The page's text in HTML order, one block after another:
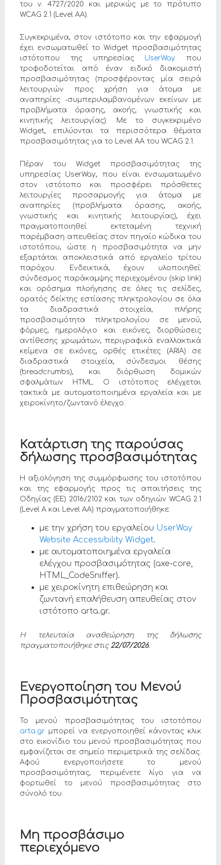
του ν. 4727/2020 και μερικώς με το πρότυπο
WCAG 2.1 (Level AA).
Συγκεκριμένα, στον ιστότοπο και την εφαρμογή
έχει ενσωματωθεί το Widget προσβασιμότητας
ιστότοπου της υπηρεσίας UserWay που
τροφοδοτείται από έναν ειδικό διακομιστή
προσβασιμότητας (προσφέροντας μία σειρά
λειτουργιών προς χρήση για άτομα με
αναπηρίες -συμπεριλαμβανομένων εκείνων με
προβλήματα όρασης, ακοής, γνωστικής και
κινητικής λειτουργίας). Με το συγκεκριμένο
Widget, επιλύονται τα περισσότερα θέματα
προσβασιμότητας για το Level AA του WCAG 2.1.
Πέραν του Widget προσβασιμότητας της
υπηρεσίας UserWay, που είναι ενσωματωμένο
στον ιστότοπο και προσφέρει πρόσθετες
λειτουργίες προσαρμογής για άτομα με
αναπηρίες (προβλήματα όρασης, ακοής,
γνωστικής και κινητικής λειτουργίας), έχει
πραγματοποιηθεί εκτεταμένη τεχνική
παρέμβαση απευθείας στον πηγαίο κώδικα του
ιστοτόπου, ώστε η προσβασιμότητα να μην
εξαρτάται αποκλειστικά από εργαλείο τρίτου
παρόχου. Ενδεικτικά, έχουν υλοποιηθεί:
σύνδεσμος παράκαμψης περιεχομένου (skip link)
και ορόσημα πλοήγησης σε όλες τις σελίδες,
ορατός δείκτης εστίασης πληκτρολογίου σε όλα
τα διαδραστικά στοιχεία, πλήρης
προσβασιμότητα πληκτρολογίου σε μενού,
φόρμες, ημερολόγιο και εικόνες, διορθώσεις
αντίθεσης χρωμάτων, περιγραφικά εναλλακτικά
κείμενα σε εικόνες, ορθές ετικέτες (ARIA) σε
διαδραστικά στοιχεία, σύνδεσμοι θέσης
(breadcrumbs), και διόρθωση δομικών
σφαλμάτων HTML. Ο ιστότοπος ελέγχεται
τακτικά με αυτοματοποιημένα εργαλεία και με
χειροκίνητο/ζωντανό έλεγχο.
Κατάρτιση της παρούσας
δήλωσης προσβασιμότητας
Η αξιολόγηση της συμμόρφωσης του ιστοτόπου
και της εφαρμογής προς τις απαιτήσεις της
Οδηγίας (ΕΕ) 2016/2102 και των οδηγιών WCAG 2.1
(Level A και Level AA) πραγματοποιήθηκε:
με την χρήση του εργαλείου UserWay
Website Accessibility Widget.
με αυτοματοποιημένα εργαλεία
ελέγχου προσβασιμότητας (axe-core,
HTML_CodeSniffer).
με χειροκίνητη επιθεώρηση και
ζωντανή επαλήθευση απευθείας στον
ιστότοπο arta.gr.
Η τελευταία αναθεώρηση της δήλωσης
πραγματοποιήθηκε στις 22/07/2026.
Ενεργοποίηση του Μενού
Προσβασιμότητας
Το μενού προσβασιμότητας του ιστοτόπου
arta.gr μπορεί να ενεργοποιηθεί κάνοντας κλικ
στο εικονίδιο του μενού προσβασιμότητας που
εμφανίζεται σε σημείο περιμετρικά της σελίδας.
Αφού ενεργοποιήσετε το μενού
προσβασιμότητας, περιμένετε λίγο για να
φορτωθεί το μενού προσβασιμότητας στο
σύνολό του.
Μη προσβάσιμο
περιεχόμενο